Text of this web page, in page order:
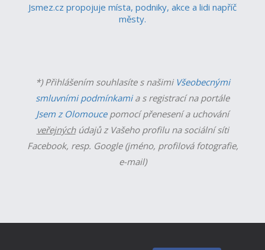
Jsmez.cz propojuje místa, podniky, akce a lidi napříč
městy.
*) Přihlášením souhlasíte s našimi Všeobecnými
smluvními podmínkamia s registrací na portále
Jsem z Olomoucepomocí přenesení a uchování
veřejnýchúdajů z Vašeho profilu na sociální síti
Facebook, resp. Google (jméno, profilová fotografie,
e-mail)